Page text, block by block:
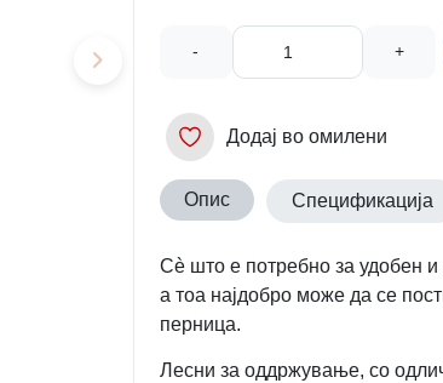
- +
Додај во омилени
Опис Спецификација
Сè што е потребно за удобен и
а тоа најдобро може да се
перница.
Лесни за оддржување, со